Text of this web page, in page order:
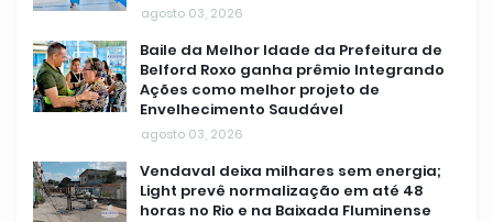
agosto 03, 2026
Baile da Melhor Idade da Prefeitura de
Belford Roxo ganha prêmio Integrando
Ações como melhor projeto de
Envelhecimento Saudável
agosto 03, 2026
Vendaval deixa milhares sem energia;
Light prevê normalização em até 48
horas no Rio e na Baixada Fluminense